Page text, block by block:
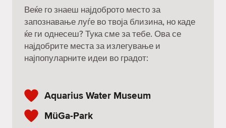
Веќе го знаеш најдоброто место за
запознавање луѓе во твоја близина, но каде
ќе ги однесеш? Тука сме за тебе. Ова се
најдобрите места за излегување и
најпопуларните идеи во градот:
Aquarius Water Museum
MüGa-Park